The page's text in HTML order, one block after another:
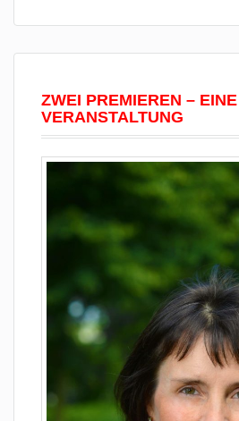
ZWEI PREMIEREN – EINE
VERANSTALTUNG